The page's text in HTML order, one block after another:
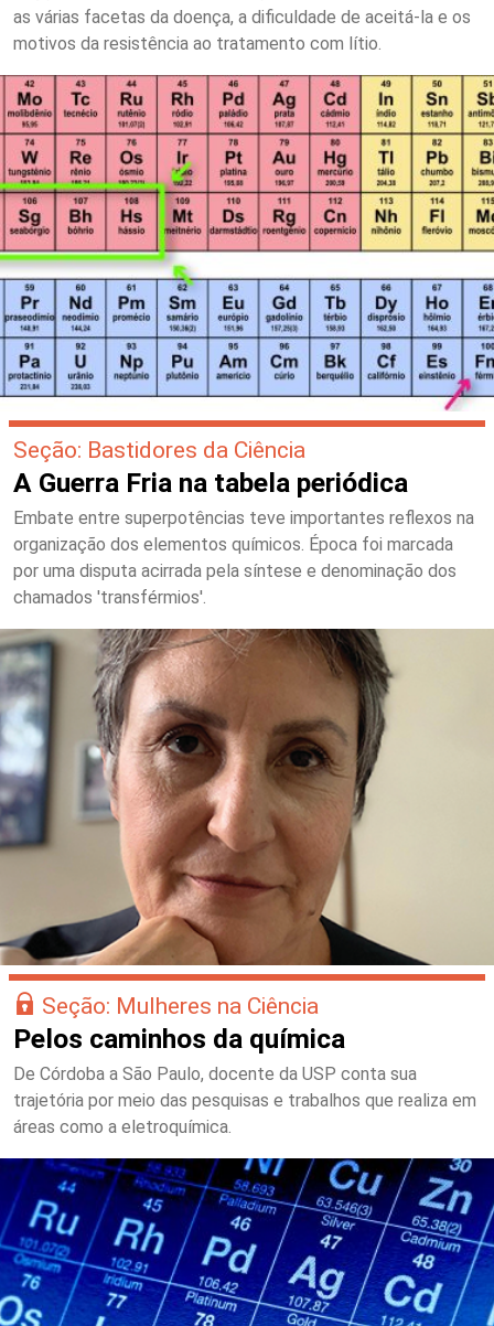
as várias facetas da doença, a dificuldade de aceitá-la e os
motivos da resistência ao tratamento com lítio.
Seção: Bastidores da Ciência
A Guerra Fria na tabela periódica
Embate entre superpotências teve importantes reflexos na
organização dos elementos químicos. Época foi marcada
por uma disputa acirrada pela síntese e denominação dos
chamados 'transférmios'.
Seção: Mulheres na Ciência
Pelos caminhos da química
De Córdoba a São Paulo, docente da USP conta sua
trajetória por meio das pesquisas e trabalhos que realiza em
áreas como a eletroquímica.